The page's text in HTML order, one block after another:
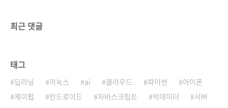
최근 댓글
태그
딥러닝 리눅스 ai 클라우드 파이썬
아이폰
제이펍
안드로이드 자바스크립트 빅데이터
서버